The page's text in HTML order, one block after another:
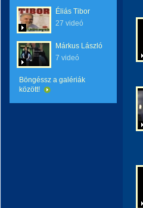
Éliás Tibor
27 videó
Márkus László
7 videó
Böngéssz a galériák
között!